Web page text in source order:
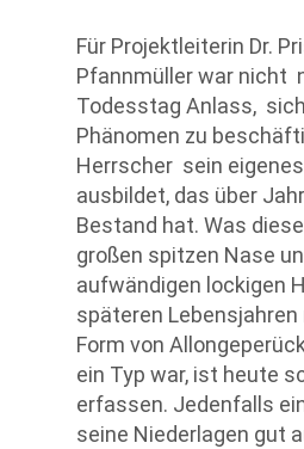
Für Projektleiterin Dr.
Pfannmüller war nicht
Todesstag Anlass,
Phänomen zu
Herrscher sein
ausbildet, das über
Bestand hat. Was
großen spitzen Nase
aufwändigen lockigen
späteren
Form von
ein Typ war, ist heute
erfassen. Jedenfalls
seine Niederlagen gut